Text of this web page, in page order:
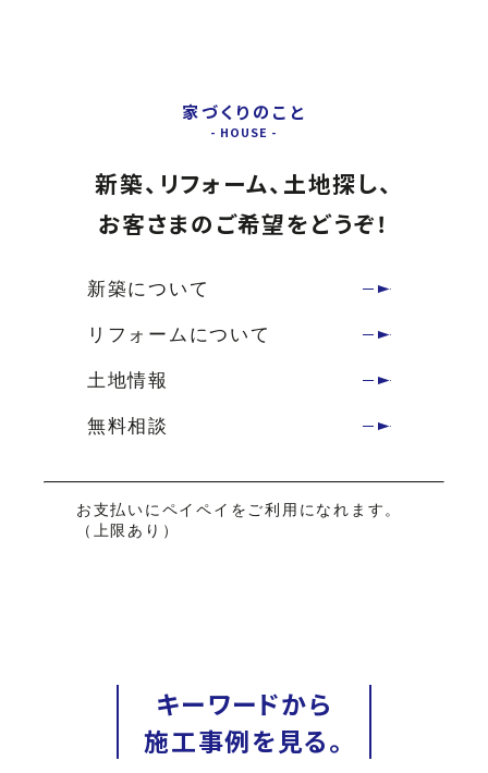
家づくりのこと
新築、リフォーム、土地探し、
お客さまのご希望をどうぞ！
新築について
リフォームについて
土地情報
無料相談
お支払いにペイペイをご利用になれます。
（上限あり）
キーワードから
施工事例を見る。